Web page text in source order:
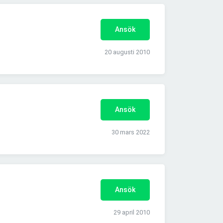
Ansök
20 augusti 2010
Ansök
30 mars 2022
Ansök
29 april 2010